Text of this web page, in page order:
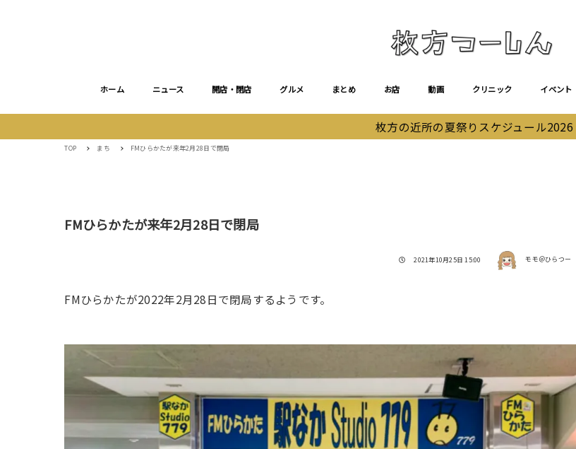
ホーム ニュース 開店・閉店 グルメ まとめ お店 動画 クリニック イベント
枚方の近所の夏祭りスケジュール2026
TOP まち FMひらかたが来年2月28日で閉局
FMひらかたが来年2月28日で閉局
投稿日
2021年10月25日 15:00 著者 モモ＠ひらつー
FMひらかたが2022年2月28日で閉局するようです。